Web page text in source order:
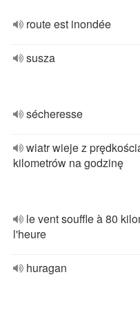
route est inondée
susza
sécheresse
wiatr wieje z
kilometrów na godzinę
le vent souffle à 80
l'heure
huragan